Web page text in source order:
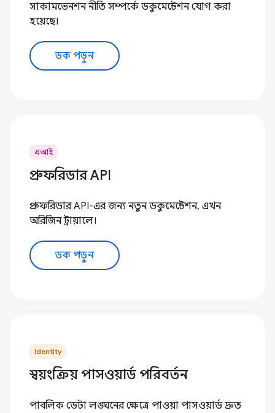
সাকামভেনশন নীতি সম্পর্কে ডকুমেন্টেশন যোগ করা
হয়েছে।
ডক পড়ুন
এআই
প্রুফরিডার API
প্রুফরিডার API-এর জন্য নতুন ডকুমেন্টেশন, এখন
অরিজিন ট্রায়ালে।
ডক পড়ুন
Identity
স্বয়ংক্রিয় পাসওয়ার্ড পরিবর্তন
পাবলিক ডেটা লঙ্ঘনের ক্ষেত্রে পাওয়া পাসওয়ার্ড দ্রুত